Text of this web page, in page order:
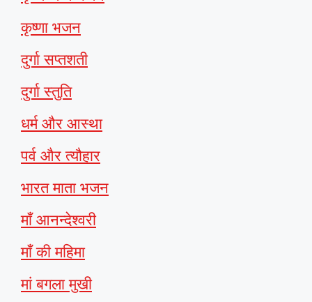
कृष्णा भजन
दुर्गा सप्तशती
दुर्गा स्तुति
धर्म और आस्था
पर्व और त्यौहार
भारत माता भजन
माँ आनन्देश्वरी
माँ की महिमा
मां बगला मुखी